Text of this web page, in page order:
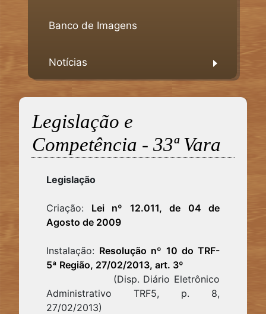
Banco de Imagens
Notícias
Legislação e
Competência - 33ª Vara
Legislação
Criação:
Lei nº 12.011, de 04 de
Agosto de 2009
Instalação: Resolução nº 10 do TRF-
5ª Região, 27/02/2013, art. 3º
(Disp. Diário Eletrônico
Administrativo TRF5, p. 8,
27/02/2013)